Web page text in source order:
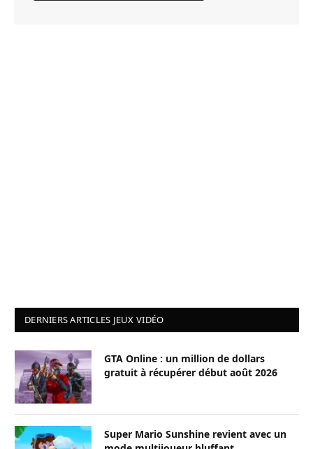
DERNIERS ARTICLES JEUX VIDÉO
GTA Online : un million de dollars
gratuit à récupérer début août 2026
Super Mario Sunshine revient avec un